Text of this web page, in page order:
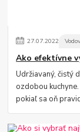
27.07.2022
Ako efektívne
Udržiavaný, čistý
ozdobou
pokiaľ sa oň